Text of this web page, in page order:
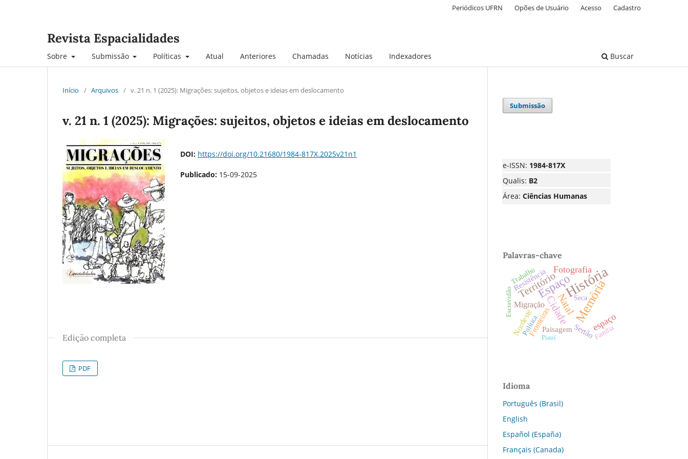
Revista Espacialidades
Sobre Submissão Políticas Atual Anteriores Chamadas Notícias Indexadores Buscar
Periódicos UFRN Opões de Usuário Acesso Cadastro
Início / Arquivos / v. 21 n. 1 (2025): Migrações: sujeitos, objetos e ideias em deslocamento
v. 21 n. 1 (2025): Migrações: sujeitos, objetos e ideias em deslocamento
DOI: https://doi.org/10.21680/1984-817X.2025v21n1
Publicado: 15-09-2025
Edição completa
PDF
Submissão
e-ISSN: 1984-817X
Qualis: B2
Área: Ciências Humanas
Palavras-chave
História
Memória
Espaço
Cidade
Território
Natal
Fotografia
espaço
Migração
Fronteiras Sertão
Nordeste
Resistência
Paisagem
Trabalho
Seca
Política
Piauí
Escravidão
Família
Idioma
Português (Brasil)
English
Español (España)
Français (Canada)